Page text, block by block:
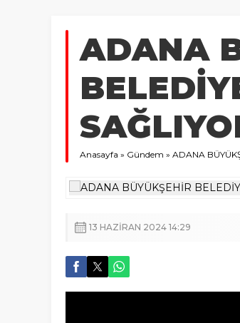
ADANA
Anasayfa » Gündem » ADANA
13 HAZIRAN 2024 14:29